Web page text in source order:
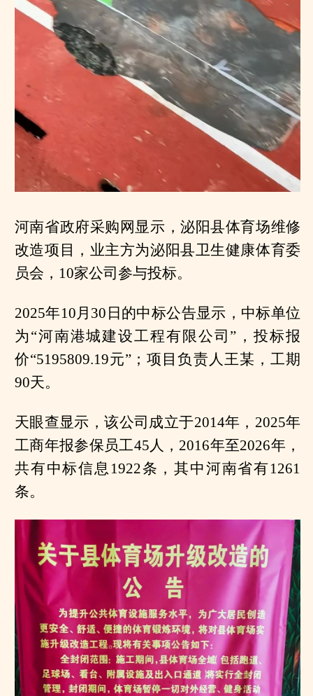
河南省政府采购网显示，泌阳县体育场维修
改造项目，业主方为泌阳县卫生健康体育委
员会，10家公司参与投标。
2025年10月30日的中标公告显示，中标单位
为“河南港城建设工程有限公司”，投标报
价“5195809.19元”；项目负责人王某，工期
90天。
天眼查显示，该公司成立于2014年，2025年
工商年报参保员工45人，2016年至2026年，
共有中标信息1922条，其中河南省有1261
条。